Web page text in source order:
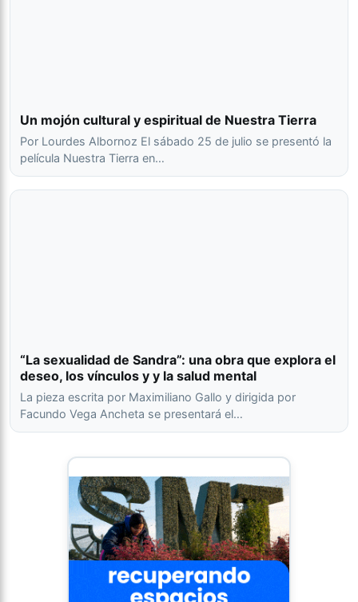
Un mojón cultural y espiritual de Nuestra Tierra
Por Lourdes Albornoz El sábado 25 de julio se presentó la
película Nuestra Tierra en…
“La sexualidad de Sandra”: una obra que explora el
deseo, los vínculos y y la salud mental
La pieza escrita por Maximiliano Gallo y dirigida por
Facundo Vega Ancheta se presentará el…